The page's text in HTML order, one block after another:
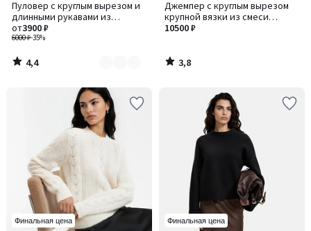
Пуловер с круглым вырезом и
длинными рукавами из
тонкого трикотажа
6000 ₽-35%
от3900 ₽
/ 5
цветов:
3
4,4
/
Джемпер с круглым вырезом
крупной вязки из смеси
шерсти и альпаки
10500 ₽
/ 5
3,8
/
Финальная цена Финальная цена